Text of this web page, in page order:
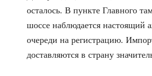
осталось. В пункте Главного
шоссе наблюдается настоящий
очереди на регистрацию.
доставляются в страну